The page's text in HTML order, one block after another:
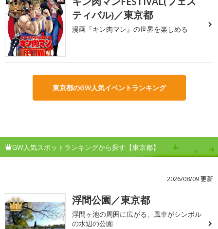
3
ティバル)／東京都
漫画『キン肉マン』の世界を楽しめる
東京都のGW人気イベントランキング
GW人気スポットランキングから探す【東京都】
2026/08/09 更新
1 浮間公園／東京都
浮間ヶ池の周囲に広がる、風車がシンボル
の水辺の公園